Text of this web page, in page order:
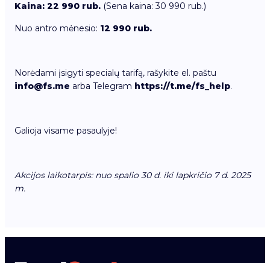
Kaina: 22 990 rub. (Sena kaina: 30 990 rub.)
Nuo antro mėnesio: 12 990 rub.
Norėdami įsigyti specialų tarifą, rašykite el. paštu
info@fs.me arba Telegram https://t.me/fs_help.
Galioja visame pasaulyje!
Akcijos laikotarpis: nuo spalio 30 d. iki lapkričio 7 d. 2025
m.